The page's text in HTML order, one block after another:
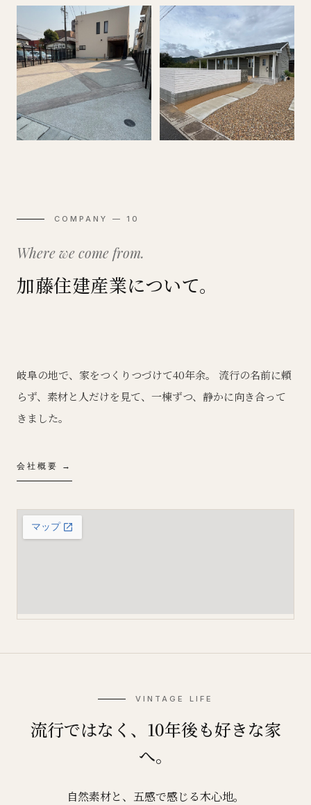
COMPANY — 10
Where we come from.
加藤住建産業について。
岐阜の地で、家をつくりつづけて40年余。 流行の名前に頼
らず、素材と人だけを見て、一棟ずつ、静かに向き合って
きました。
会社概要 →
VINTAGE LIFE
流行ではなく、10年後も好きな家
へ。
自然素材と、五感で感じる木心地。